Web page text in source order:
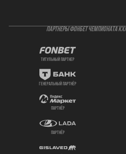
ПАРТНЕРЫ ФОНБЕТ ЧЕМПИОНАТА
титульный партнер
генеральный партнёр
партнёр
партнёр